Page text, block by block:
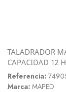
TALADRADOR
CAPACIDAD 12
Referencia:
Marca: MAPED